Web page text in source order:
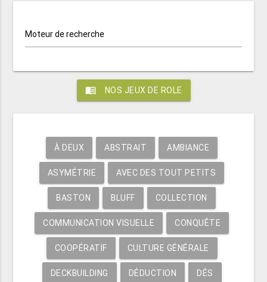
Moteur de recherche
menu_book NOS JEUX DE ROLE
À DEUX ABSTRAIT AMBIANCE
ASYMÉTRIE AVEC DES TOUT PETITS
BASTON BLUFF COLLECTION
COMMUNICATION VISUELLE CONQUÊTE
COOPÉRATIF CULTURE GÉNÉRALE
DECKBUILDING DÉDUCTION DÉS